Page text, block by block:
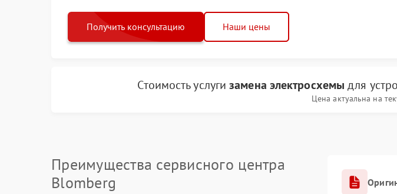
Получить консультацию Наши цены
Стоимость услугизамена электросхемы для
Цена актуальна на
Преимущества сервисного центра
Blomberg